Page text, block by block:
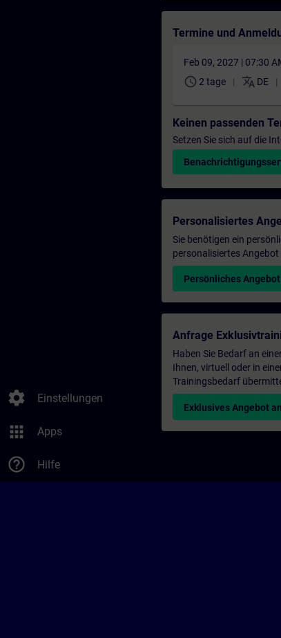
settings Einstellungen
apps Apps
help_outline Hilfe
Termine und
Feb 09, 2027 | 07:30
schedule 2 tage translate DE
Keinen passenden
Setzen Sie sich auf die
Personalisiertes
Sie benötigen ein
personalisiertes Angebot
Persönliches
Anfrage
Haben Sie Bedarf an
Ihnen, virtuell oder in
Trainingsbedarf
Exklusives Angebot